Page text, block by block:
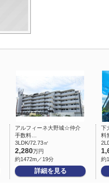
アルフィーネ大野城☆仲介
手数料…
3LDK/72.73㎡
2,280万円
約1472m／19分
詳細を見る
下
料
約